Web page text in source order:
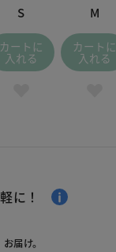
S
カートに
入れる
M
カートに
入れる
に！
届け。